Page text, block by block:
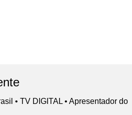
• TV DIGITAL • Apresentador do